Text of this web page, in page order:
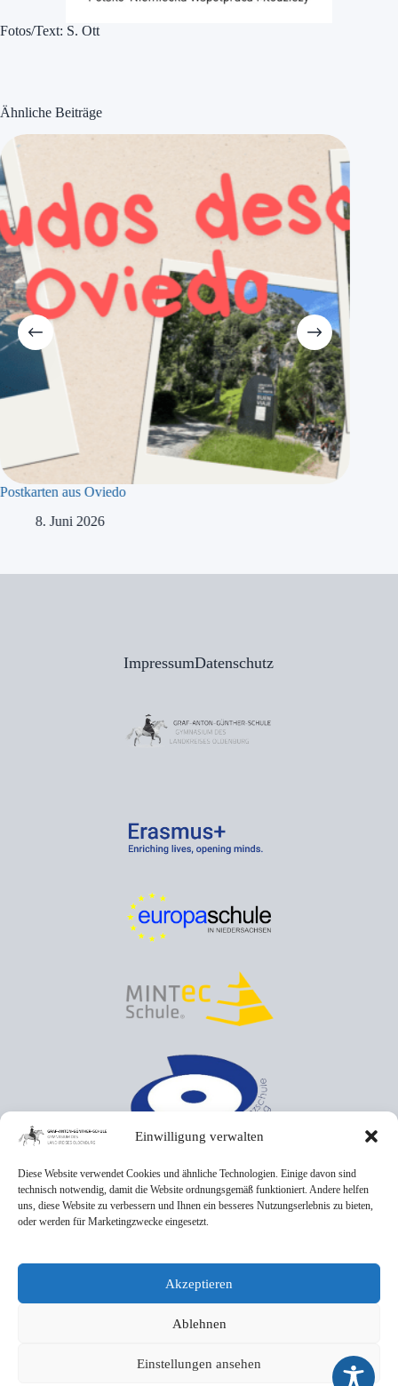
Einwilligung verwalten
Diese Website verwendet Cookies und ähnliche Technologien. Einige davon sind
technisch notwendig, damit die Website ordnungsgemäß funktioniert. Andere helfen
uns, diese Website zu verbessern und Ihnen ein besseres Nutzungserlebnis zu bieten,
oder werden für Marketingzwecke eingesetzt.
Akzeptieren
Ablehnen
Einstellungen ansehen
Fotos/Text: S. Ott
Ähnliche Beiträge
Postkarten aus Oviedo
8. Juni 2026
ImpressumDatenschutz